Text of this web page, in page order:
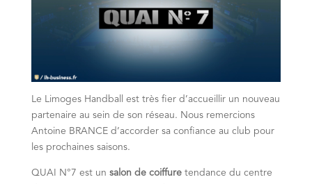
Le Limoges Handball est très fier d’accueillir un nouveau
partenaire au sein de son réseau. Nous remercions
Antoine BRANCE d’accorder sa confiance au club pour
les prochaines saisons.
QUAI N°7 est un salon de coiffuretendance du centre